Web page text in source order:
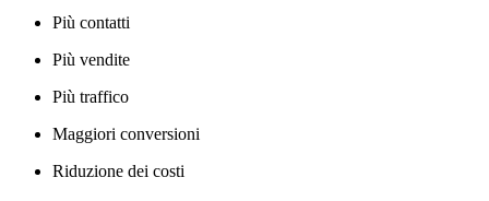
Più contatti
Più vendite
Più traffico
Maggiori conversioni
Riduzione dei costi